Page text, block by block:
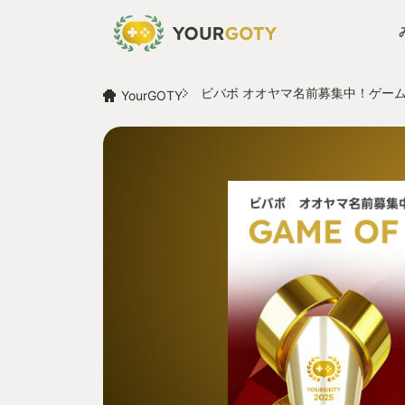
YourGOTY ビバボ オオヤマ名前募集中！ゲー